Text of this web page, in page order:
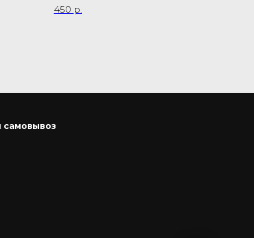
450 р.
самовывоз